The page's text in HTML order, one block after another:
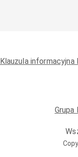
Klauzula informacyjna
Grupa